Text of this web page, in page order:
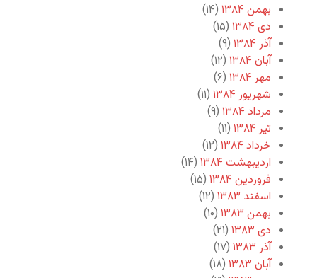
بهمن ۱۳۸۴
(۱۴)
دی ۱۳۸۴
(۱۵)
آذر ۱۳۸۴
(۹)
آبان ۱۳۸۴
(۱۲)
مهر ۱۳۸۴
(۶)
شهریور ۱۳۸۴
(۱۱)
مرداد ۱۳۸۴
(۹)
تیر ۱۳۸۴
(۱۱)
خرداد ۱۳۸۴
(۱۲)
اردیبهشت ۱۳۸۴
(۱۴)
فروردین ۱۳۸۴
(۱۵)
اسفند ۱۳۸۳
(۱۲)
بهمن ۱۳۸۳
(۱۰)
دی ۱۳۸۳
(۲۱)
آذر ۱۳۸۳
(۱۷)
آبان ۱۳۸۳
(۱۸)